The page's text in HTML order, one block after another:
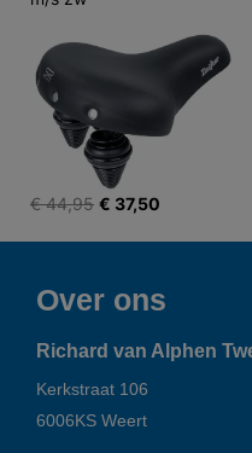
€ 44,95 € 37,50
Over ons
Richard van Alphen
Kerkstraat 106
6006KS Weert